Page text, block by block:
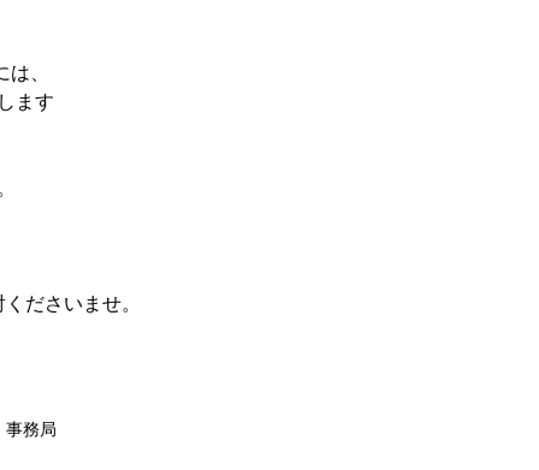
は、
ます
ださいませ。
事務局